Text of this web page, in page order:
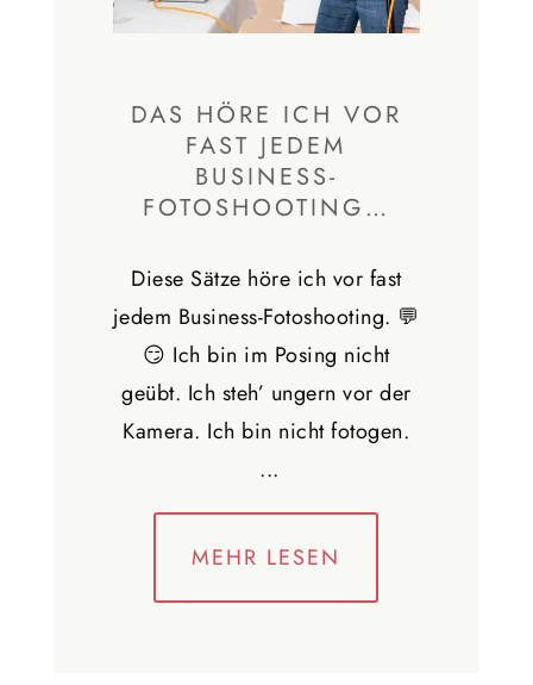
DAS HÖRE ICH VOR
FAST JEDEM
BUSINESS-
FOTOSHOOTING…
Diese Sätze höre ich vor fast
jedem Business-Fotoshooting. 💬
😏 Ich bin im Posing nicht
geübt. Ich steh’ ungern vor der
Kamera. Ich bin nicht fotogen.
...
MEHR LESEN